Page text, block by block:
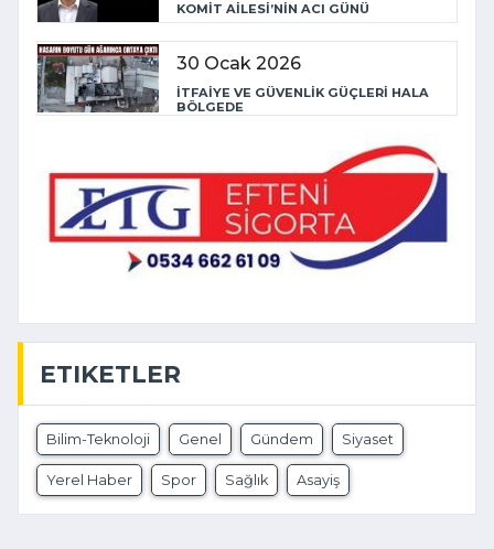
KOMİT AİLESİ’NİN ACI GÜNÜ
30 Ocak 2026
İTFAİYE VE GÜVENLİK GÜÇLERİ HALA
BÖLGEDE
ETIKETLER
Bilim-Teknoloji Genel Gündem Siyaset
Yerel Haber Spor Sağlık Asayiş